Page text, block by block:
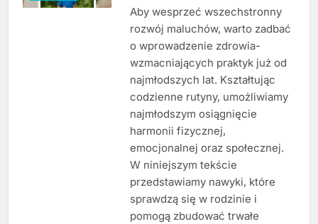
Aby wesprzeć wszechstronny
rozwój maluchów, warto zadbać
o wprowadzenie zdrowia-
wzmacniających praktyk już od
najmłodszych lat. Kształtując
codzienne rutyny, umożliwiamy
najmłodszym osiągnięcie
harmonii fizycznej,
emocjonalnej oraz społecznej.
W niniejszym tekście
przedstawiamy nawyki, które
sprawdzą się w rodzinie i
pomogą zbudować trwałe